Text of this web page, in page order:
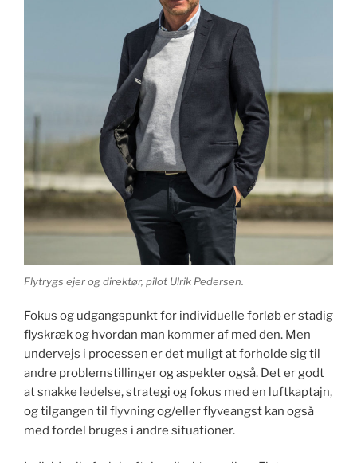
Flytrygs ejer og direktør, pilot Ulrik Pedersen.
Fokus og udgangspunkt for individuelle forløb er stadig
flyskræk og hvordan man kommer af med den. Men
undervejs i processen er det muligt at forholde sig til
andre problemstillinger og aspekter også. Det er godt
at snakke ledelse, strategi og fokus med en luftkaptajn,
og tilgangen til flyvning og/eller flyveangst kan også
med fordel bruges i andre situationer.